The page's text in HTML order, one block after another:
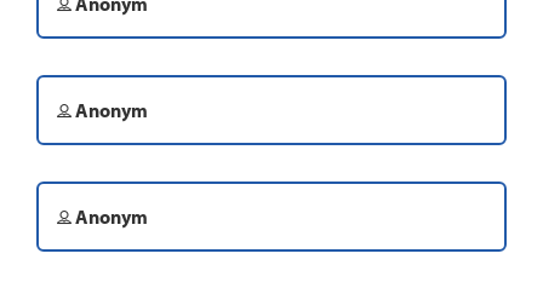
Anonym
Anonym